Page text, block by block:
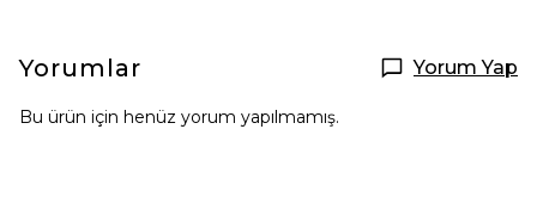
Yorumlar Yorum Yap
Bu ürün için henüz yorum yapılmamış.